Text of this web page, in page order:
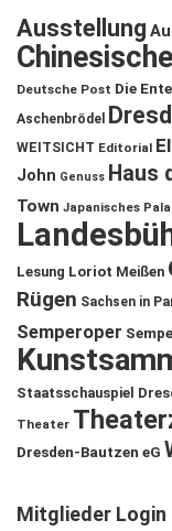
Ausstellung
Deutsche Post Die
Aschenbrödel
WEITSICHT Editorial
John Genuss Haus
Town Japanisches
Lesung Loriot Meißen
Rügen Sachsen in
Semperoper
Staatsschauspiel
Theater
Dresden-Bautzen eG
Mitglieder Login